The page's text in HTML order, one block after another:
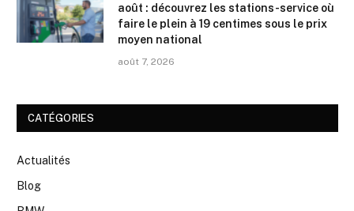
août : découvrez les stations-service où
faire le plein à 19 centimes sous le prix
moyen national
août 7, 2026
CATÉGORIES
Actualités
Blog